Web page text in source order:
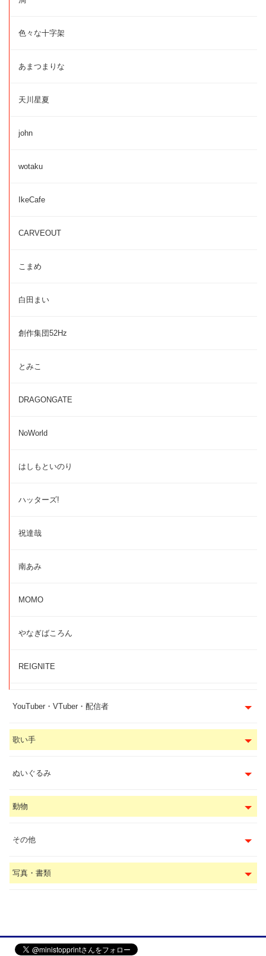
色々な十字架
あまつまりな
天川星夏
john
wotaku
IkeCafe
CARVEOUT
こまめ
白田まい
創作集団52Hz
とみこ
DRAGONGATE
NoWorld
はしもといのり
ハッターズ!
祝達哉
南あみ
MOMO
やなぎばころん
REIGNITE
YouTuber・VTuber・配信者
歌い手
ぬいぐるみ
動物
その他
写真・書類